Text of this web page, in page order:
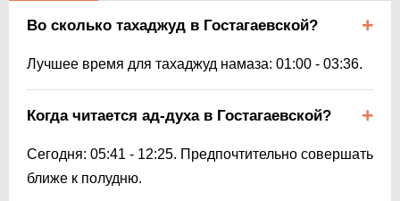
Во сколько тахаджуд в Гостагаевской?
Лучшее время для тахаджуд намаза: 01:00 - 03:36.
Когда читается ад-духа в Гостагаевской?
Сегодня: 05:41 - 12:25. Предпочтительно совершать
ближе к полудню.